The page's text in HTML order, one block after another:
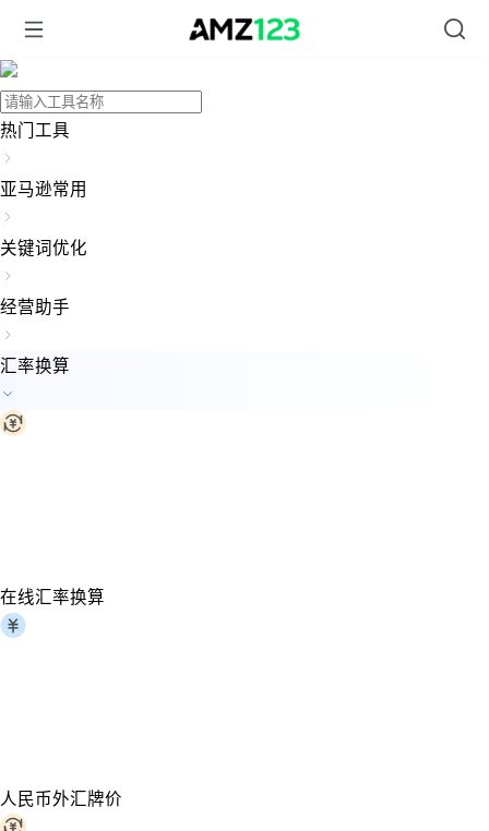
热门工具
亚马逊常用
关键词优化
经营助手
汇率换算
在线汇率换算
人民币外汇牌价